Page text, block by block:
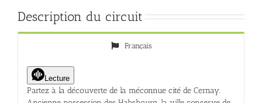
Description du circuit
Français
Lecture
Partez à la découverte de la méconnue cité de Cernay.